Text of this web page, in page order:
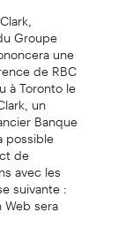
Groupe
une
de RBC
à Toronto le
un
Banque
possible
de
avec les
suivante :
sera